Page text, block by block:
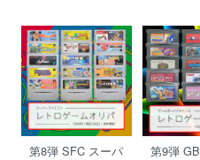
第8弾 SFC スーパ
第9弾